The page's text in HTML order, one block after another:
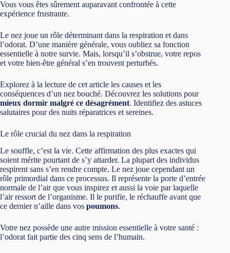
Vous vous êtes sûrement auparavant confrontée à cette
expérience frustrante.
Le nez joue un rôle déterminant dans la respiration et dans
l’odorat. D’une manière générale, vous oubliez sa fonction
essentielle à notre survie. Mais, lorsqu’il s’obstrue, votre repos
et votre bien-être général s’en trouvent perturbés.
Explorez à la lecture de cet article les causes et les
conséquences d’un nez bouché. Découvrez les solutions pour
mieux dormir malgré ce désagrément. Identifiez des astuces
salutaires pour des nuits réparatrices et sereines.
Le rôle crucial du nez dans la respiration
Le souffle, c’est la vie. Cette affirmation des plus exactes qui
soient mérite pourtant de s’y attarder. La plupart des individus
respirent sans s’en rendre compte. Le nez joue cependant un
rôle primordial dans ce processus. Il représente la porte d’entrée
normale de l’air que vous inspirez et aussi la voie par laquelle
l’air ressort de l’organisme. Il le purifie, le réchauffe avant que
ce dernier n’aille dans vos poumons.
Votre nez possède une autre mission essentielle à votre santé :
l’odorat fait partie des cinq sens de l’humain.